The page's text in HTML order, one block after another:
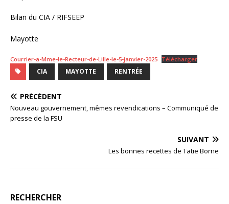
Bilan du CIA / RIFSEEP
Mayotte
Courrier-a-Mme-le-Recteur-de-Lille-le-5-janvier-2025 Télécharger
CIA MAYOTTE RENTRÉE
PRÉCÉDENT
Nouveau gouvernement, mêmes revendications – Communiqué de
presse de la FSU
SUIVANT
Les bonnes recettes de Tatie Borne
RECHERCHER